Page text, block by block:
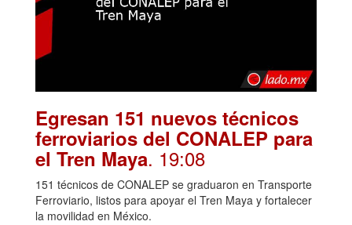
Egresan 151 nuevos técnicos
ferroviarios del CONALEP para
el Tren Maya. 19:08
151 técnicos de CONALEP se graduaron en Transporte
Ferroviario, listos para apoyar el Tren Maya y fortalecer
la movilidad en México.